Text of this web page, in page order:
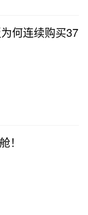
何连续购买37
！